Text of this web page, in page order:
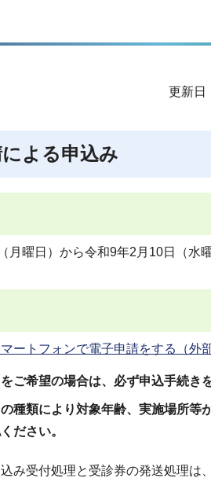
更新日
よる申込み
月曜日）から令和9年2月10日（水
ートフォンで電子申請をする（外部
ご希望の場合は、必ず申込手続き
種類により対象年齢、実施場所等
ださい。
み受付処理と受診券の発送処理は